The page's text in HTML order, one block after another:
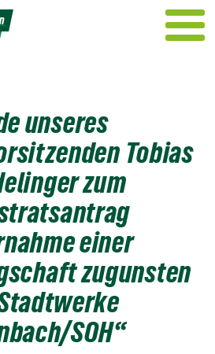
unseres
Tobias
zum
einer
zugunsten
SOH“